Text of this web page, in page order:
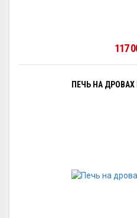
117
ПЕЧЬ НА ДРОВАХ